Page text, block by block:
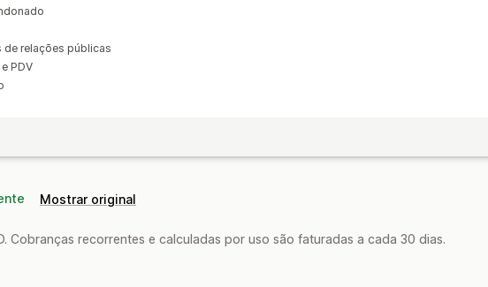
de relações públicas
PDV
Mostrar original
Cobranças recorrentes e calculadas por uso são faturadas a cada 30 dias.